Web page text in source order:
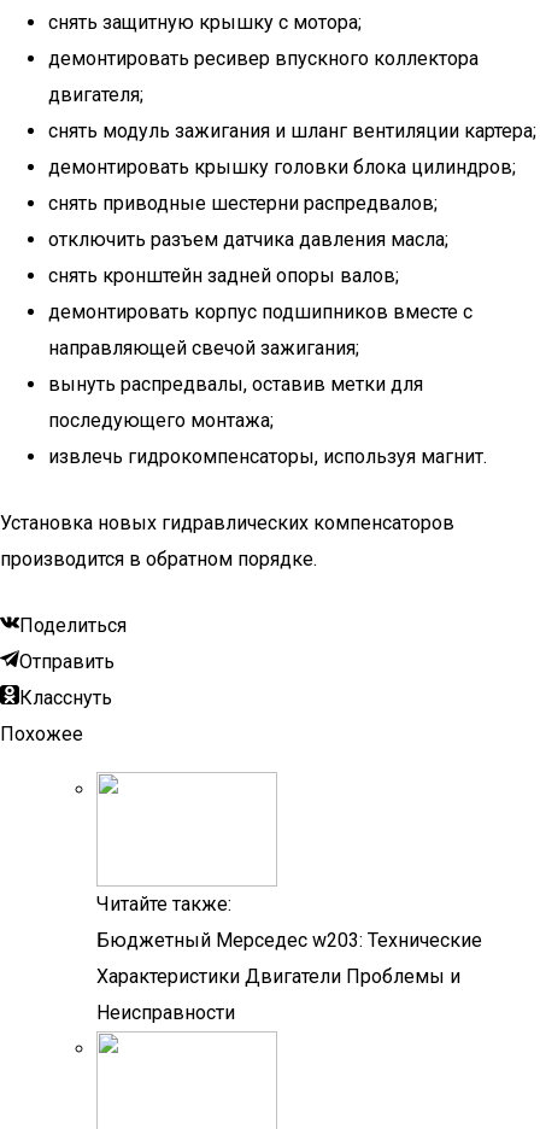
снять защитную крышку с мотора;
демонтировать ресивер впускного коллектора
двигателя;
снять модуль зажигания и шланг вентиляции картера;
демонтировать крышку головки блока цилиндров;
снять приводные шестерни распредвалов;
отключить разъем датчика давления масла;
снять кронштейн задней опоры валов;
демонтировать корпус подшипников вместе с
направляющей свечой зажигания;
вынуть распредвалы, оставив метки для
последующего монтажа;
извлечь гидрокомпенсаторы, используя магнит.
Установка новых гидравлических компенсаторов
производится в обратном порядке.
Поделиться
Отправить
Класснуть
Похожее
Читайте также:
Бюджетный Мерседес w203: Технические
Характеристики Двигатели Проблемы и
Неисправности